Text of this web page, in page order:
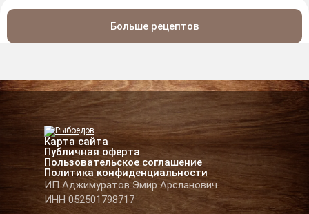
Больше рецептов
Карта сайта
Публичная оферта
Пользовательское соглашение
Политика конфиденциальности
ИП Аджимуратов Эмир Арсланович
ИНН 052501798717